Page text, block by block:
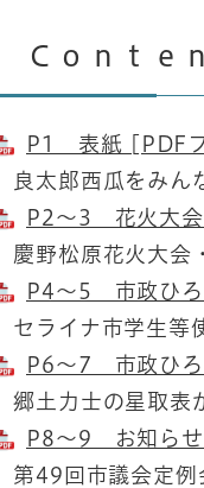
Ｃｏｎｔｅ
P1 表紙 [PDF
良太郎西瓜をみん
P2～3 花火大会
慶野松原花火大会
P4～5 市政ひ
セライナ市学生等
P6～7 市政ひ
郷土力士の星取表
P8～9 お知ら
第49回市議会定例